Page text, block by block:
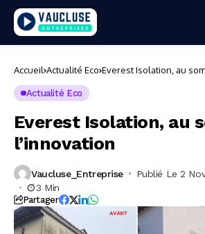
Accueil Actualité Eco Everest Isolation, au
Actualité Eco
Everest Isolation, au
l’innovation
Vaucluse_Entreprise
Publié Le 2
3 Min
Partager